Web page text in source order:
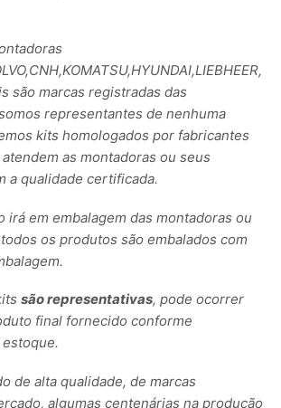
são marcas registradas das
representantes de nenhuma
kits homologados por fabricantes
as montadoras ou seus
a qualidade certificada.
irá em embalagem das montadoras ou
os produtos são embalados com
são representativas, pode ocorrer
final fornecido conforme
de alta qualidade, de marcas
algumas centenárias na produção